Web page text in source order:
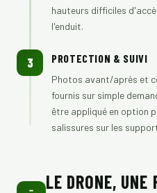
hauteurs difficiles
l'enduit.
3 PROTECTION & SUIVI
Photos avant/après et
fournis sur simple
être appliqué en option
salissures sur les
LE DRONE, UNE